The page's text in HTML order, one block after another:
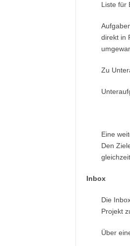
Liste für
direkt in
Zu
Eine
Den
Inbox
Die
Projekt
Über